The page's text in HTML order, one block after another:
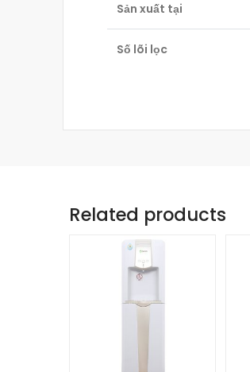
Sản xuất tại
Số lõi lọc
Related products